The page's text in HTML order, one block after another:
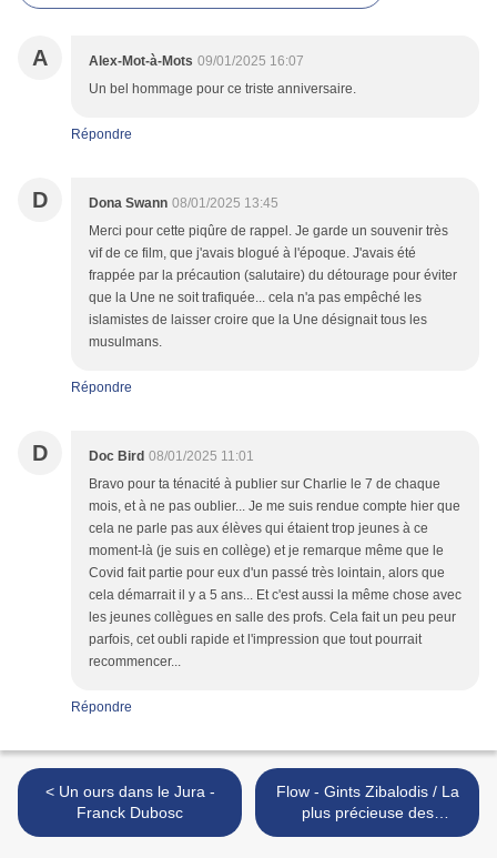
A Alex-Mot-à-Mots 09/01/2025 16:07
Un bel hommage pour ce triste anniversaire.
Répondre
D Dona Swann 08/01/2025 13:45
Merci pour cette piqûre de rappel. Je garde un souvenir très
vif de ce film, que j'avais blogué à l'époque. J'avais été
frappée par la précaution (salutaire) du détourage pour éviter
que la Une ne soit trafiquée... cela n'a pas empêché les
islamistes de laisser croire que la Une désignait tous les
musulmans.
Répondre
D Doc Bird 08/01/2025 11:01
Bravo pour ta ténacité à publier sur Charlie le 7 de chaque
mois, et à ne pas oublier... Je me suis rendue compte hier que
cela ne parle pas aux élèves qui étaient trop jeunes à ce
moment-là (je suis en collège) et je remarque même que le
Covid fait partie pour eux d'un passé très lointain, alors que
cela démarrait il y a 5 ans... Et c'est aussi la même chose avec
les jeunes collègues en salle des profs. Cela fait un peu peur
parfois, cet oubli rapide et l'impression que tout pourrait
recommencer...
Répondre
< Un ours dans le Jura -
Franck Dubosc
Flow - Gints Zibalodis / La
plus précieuse des
marchandises - Michel